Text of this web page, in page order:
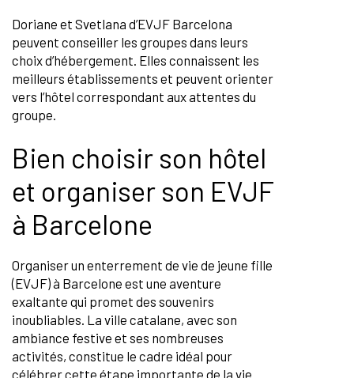
Doriane et Svetlana d’EVJF Barcelona
peuvent conseiller les groupes dans leurs
choix d’hébergement. Elles connaissent les
meilleurs établissements et peuvent orienter
vers l’hôtel correspondant aux attentes du
groupe.
Bien choisir son hôtel
et organiser son EVJF
à Barcelone
Organiser un enterrement de vie de jeune fille
(EVJF) à Barcelone est une aventure
exaltante qui promet des souvenirs
inoubliables. La ville catalane, avec son
ambiance festive et ses nombreuses
activités, constitue le cadre idéal pour
célébrer cette étape importante de la vie